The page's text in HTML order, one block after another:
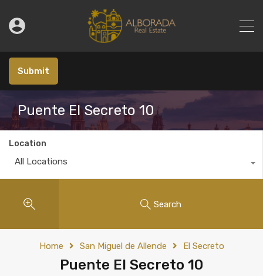
Submit
Puente El Secreto 10
Location
All Locations
Search
Home San Miguel de Allende El Secreto
Puente El Secreto 10